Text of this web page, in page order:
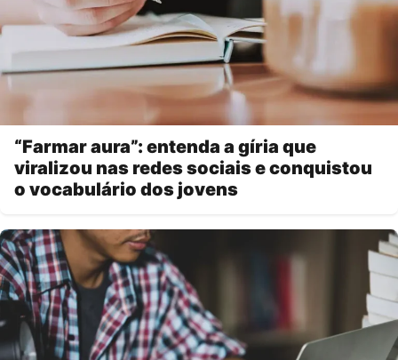
“Farmar aura”: entenda a gíria que
viralizou nas redes sociais e conquistou
o vocabulário dos jovens